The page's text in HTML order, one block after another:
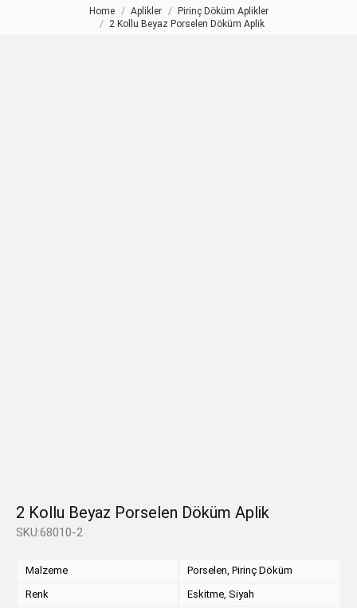
Home Aplikler
Pirinç Döküm Aplikler
2 Kollu Beyaz Porselen Döküm Aplik
2 Kollu Beyaz Porselen Döküm Aplik
SKU:68010-2
Malzeme
Porselen, Pirinç Döküm
Renk
Eskitme, Siyah